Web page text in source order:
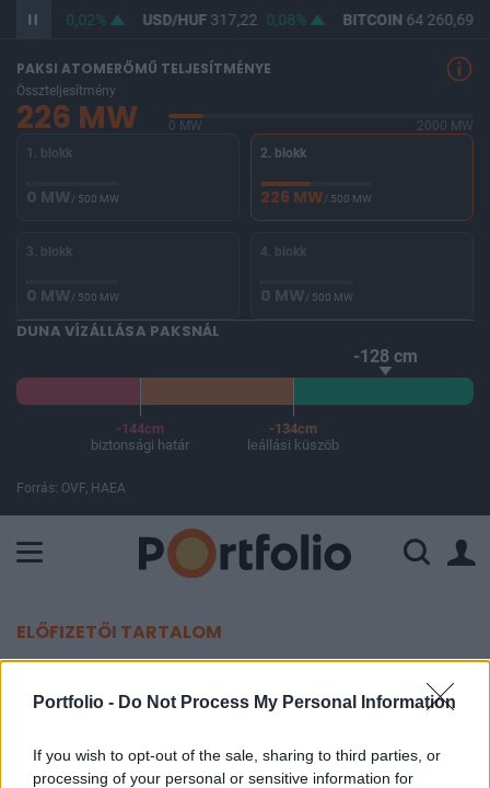
Portfolio - Do Not Process My Personal Information
If you wish to opt-out of the sale, sharing to third parties, or
processing of your personal or sensitive information for
365,49 0,02% USD/HUF317,22 0,08% BITCOIN64 260,69
PAKSI ATOMERŐMŰ TELJESÍTMÉNYE
Összteljesítmény
226 MW 0 MW
2000 MW
1. blokk
0 MW/ 500 MW
2. blokk
226 MW/ 500 MW
3. blokk
0 MW/ 500 MW
4. blokk
0 MW/ 500 MW
DUNA VÍZÁLLÁSA PAKSNÁL
-128 cm
-144cm
biztonsági határ
-134cm
leállási küszöb
Forrás: OVF, HAEA
ELŐFIZETŐI TARTALOM
2002. október 04. 16:30